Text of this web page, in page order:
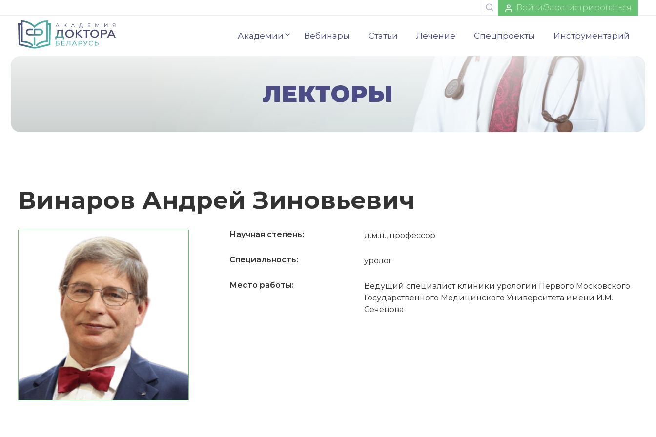
Войти/Зарегистрироваться
Академии Вебинары Статьи Лечение Спецпроекты Инструментарий
ЛЕКТОРЫ
Винаров Андрей Зиновьевич
Научная степень: д.м.н., профессор
Специальность: уролог
Место работы:
Ведущий специалист клиники урологии Первого Московского
Государственного Медицинского Университета имени И.М.
Сеченова